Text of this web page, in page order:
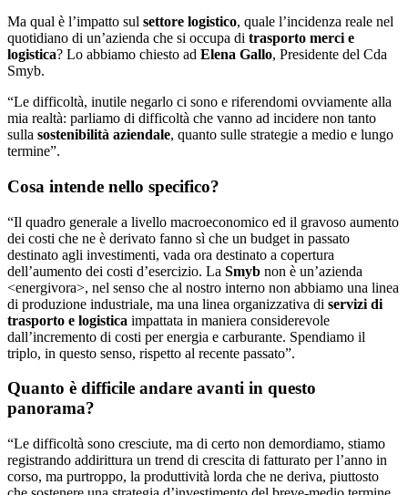
Ma qual è l’impatto sul settore logistico, quale l’incidenza reale nel
quotidiano di un’azienda che si occupa di trasporto merci e
logistica? Lo abbiamo chiesto ad Elena Gallo, Presidente del Cda
Smyb.
“Le difficoltà, inutile negarlo ci sono e riferendomi ovviamente alla
mia realtà: parliamo di difficoltà che vanno ad incidere non tanto
sulla sostenibilità aziendale, quanto sulle strategie a medio e lungo
termine”.
Cosa intende nello specifico?
“Il quadro generale a livello macroeconomico ed il gravoso aumento
dei costi che ne è derivato fanno sì che un budget in passato
destinato agli investimenti, vada ora destinato a copertura
dell’aumento dei costi d’esercizio. La Smyb non è un’azienda
<energivora>, nel senso che al nostro interno non abbiamo una linea
di produzione industriale, ma una linea organizzativa di servizi di
trasporto e logistica impattata in maniera considerevole
dall’incremento di costi per energia e carburante. Spendiamo il
triplo, in questo senso, rispetto al recente passato”.
Quanto è difficile andare avanti in questo
panorama?
“Le difficoltà sono cresciute, ma di certo non demordiamo, stiamo
registrando addirittura un trend di crescita di fatturato per l’anno in
corso, ma purtroppo, la produttività lorda che ne deriva, piuttosto